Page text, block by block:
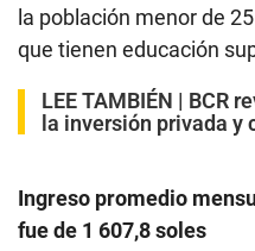
la población menor de
que tienen educación
LEE TAMBIÉN | BCR
la inversión privada y
Ingreso promedio
fue de 1 607,8 soles